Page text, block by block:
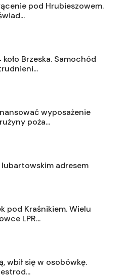
pod Hrubieszowem.
Brzeska. Samochód
wyposażenie
poża...
lubartowskim adresem
pod Kraśnikiem. Wielu
LPR...
wbił się w osobówkę.